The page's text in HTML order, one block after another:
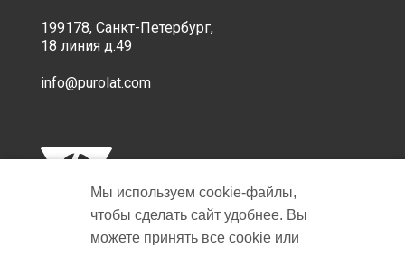
199178, Санкт-Петербург,
18 линия д.49
info@purolat.com
Мы используем cookie‑файлы,
чтобы сделать сайт удобнее. Вы
можете принять все cookie или